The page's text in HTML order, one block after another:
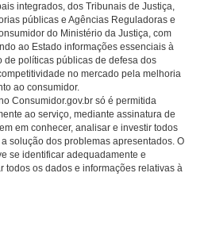
integrados, dos Tribunais de Justiça,
públicas e Agências Reguladoras e
do Ministério da Justiça, com
ao Estado informações essenciais à
políticas públicas de defesa dos
no mercado pela melhoria
ao consumidor.
Consumidor.gov.br só é permitida
ao serviço, mediante assinatura de
em conhecer, analisar e investir todos
solução dos problemas apresentados. O
se identificar adequadamente e
todos os dados e informações relativas à